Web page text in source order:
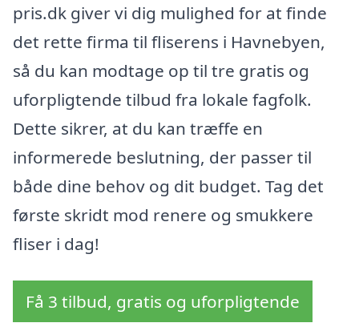
pris.dk giver vi dig mulighed for at finde
det rette firma til fliserens i Havnebyen,
så du kan modtage op til tre gratis og
uforpligtende tilbud fra lokale fagfolk.
Dette sikrer, at du kan træffe en
informerede beslutning, der passer til
både dine behov og dit budget. Tag det
første skridt mod renere og smukkere
fliser i dag!
Få 3 tilbud, gratis og uforpligtende